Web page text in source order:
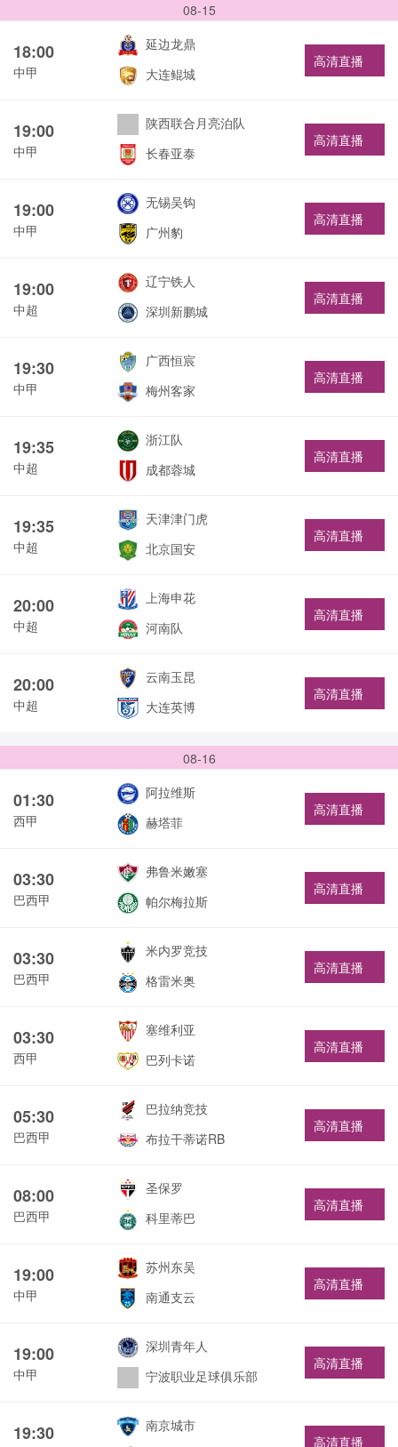
08-15
18:00
中甲
延边龙鼎
大连鲲城
高清直播
19:00
中甲
陕西联合月亮泊队
长春亚泰
高清直播
19:00
中甲
无锡吴钩
广州豹
高清直播
19:00
中超
辽宁铁人
深圳新鹏城
高清直播
19:30
中甲
广西恒宸
梅州客家
高清直播
19:35
中超
浙江队
成都蓉城
高清直播
19:35
中超
天津津门虎
北京国安
高清直播
20:00
中超
上海申花
河南队
高清直播
20:00
中超
云南玉昆
大连英博
高清直播
08-16
01:30
西甲
阿拉维斯
赫塔菲
高清直播
03:30
巴西甲
弗鲁米嫩塞
帕尔梅拉斯
高清直播
03:30
巴西甲
米内罗竞技
格雷米奥
高清直播
03:30
西甲
塞维利亚
巴列卡诺
高清直播
05:30
巴西甲
巴拉纳竞技
布拉干蒂诺RB
高清直播
08:00
巴西甲
圣保罗
科里蒂巴
高清直播
19:00
中甲
苏州东吴
南通支云
高清直播
19:00
中甲
深圳青年人
宁波职业足球俱乐部
高清直播
19:30
南京城市
高清直播